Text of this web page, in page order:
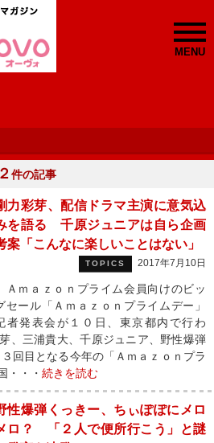
MENU
２件の記事
力彩芽、配信ドラマ主演に意気込
を語る 千原ジュニアは自ら企画
案「こんなに楽しいことはない」
TOPICS 2017年7月10日
Ａｍａｚｏｎプライム会員向けのビッ
セール「Ａｍａｚｏｎプライムデー」
者発表会が１０日、東京都内で行わ
、三浦貴大、千原ジュニア、野性爆弾
目となる今年の「Ａｍａｚｏｎプラ
・・・ 続きを読む
性爆弾くっきー、ちぃぽぽにメロ
ロ？ 「２人で便所行こう」と謎